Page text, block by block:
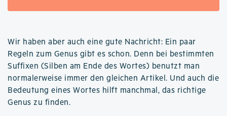
Wir haben aber auch eine gute Nachricht: Ein paar
Regeln zum Genus gibt es schon. Denn bei bestimmten
Suffixen (Silben am Ende des Wortes) benutzt man
normalerweise immer den gleichen Artikel. Und auch die
Bedeutung eines Wortes hilft manchmal, das richtige
Genus zu finden.